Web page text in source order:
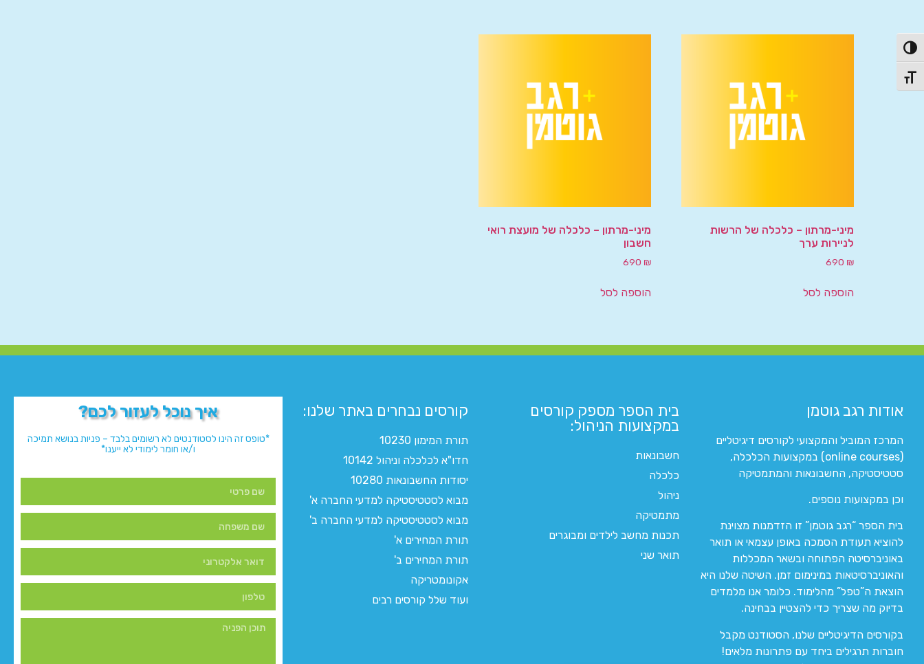
הפעל/כבה ניגודיות גבוהה
מתג גודל גופן
מיני-מרתון – כלכלה של הרשות
לניירות ערך
690 ₪
הוספה לסל
מיני-מרתון – כלכלה של מועצת רואי
חשבון
690 ₪
הוספה לסל
אודות רגב גוטמן
המרכז המוביל והמקצועי לקורסים דיגיטליים
(online courses) במקצועות הכלכלה,
סטטיסטיקה, החשבונאות והמתמטיקה
וכן במקצועות נוספים.
בית הספר “רגב גוטמן” זו הזדמנות מצוינת
להוציא תעודת הסמכה באופן עצמאי או תואר
באוניברסיטה הפתוחה ובשאר המכללות
והאוניברסיטאות במינימום זמן. השיטה שלנו היא
הוצאת ה”טפל” מהלימוד. כלומר אנו מלמדים
בדיוק מה שצריך כדי להצטיין בבחינה.
בקורסים הדיגיטליים שלנו, הסטודנט מקבל
חוברות תרגילים ביחד עם פתרונות מלאים!
בית הספר מספק קורסים
במקצועות הניהול:
חשבונאות
כלכלה
ניהול
מתמטיקה
תכנות מחשב לילדים ומבוגרים
תואר שני
קורסים נבחרים באתר שלנו:​
תורת המימון 10230
חדו"א לכלכלה וניהול 10142
יסודות החשבונאות 10280
מבוא לסטטיסטיקה למדעי החברה א'
מבוא לסטטיסטיקה למדעי החברה ב'
תורת המחירים א'
תורת המחירים ב'
אקונומטריקה
ועוד שלל קורסים רבים
איך נוכל לעזור לכם?
*טופס זה הינו לסטודנטים לא רשומים בלבד – פניות בנושא תמיכה
ו/או חומר לימודי לא ייענו*